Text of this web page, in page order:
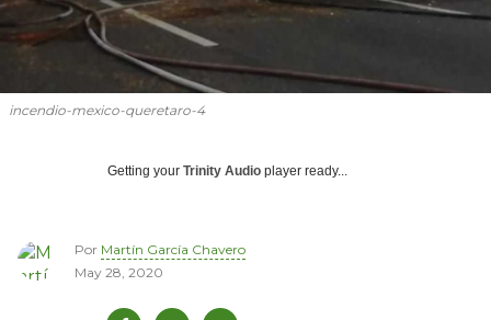
incendio-mexico-queretaro-4
Getting your Trinity Audio player ready...
Por Martín García Chavero
May 28, 2020